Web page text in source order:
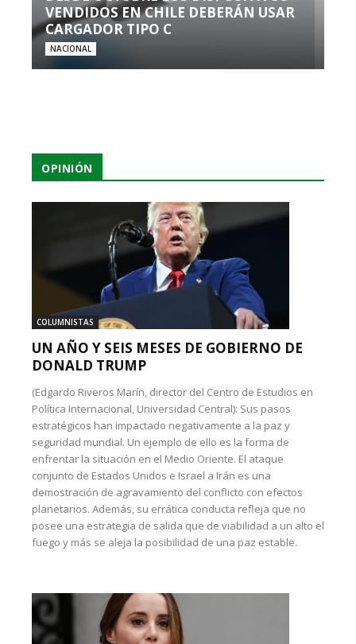
VENDIDOS EN CHILE DEBERÁN USAR
CARGADOR TIPO C
NACIONAL
OPINIÓN
COLUMNISTAS
UN AÑO Y SEIS MESES DE GOBIERNO DE
DONALD TRUMP
(Edgardo Riveros Marín, director del Centro de Estudios en
Política Internacional, Universidad Central): Sus pasos
estratégicos han impactado negativamente a la paz y
seguridad mundial. Un ejemplo de ello es la forma de
enfrentar la situación en el Medio Oriente. El ataque
conjunto de Estados Unidos e Israel a Irán es una
demostración de agravamiento del conflicto con efectos
planetarios. Además, su errática conducta refleja que no
posee una estrategia de salida que de viabilidad a un alto el
fuego y más se aleja la posibilidad de una paz estable.